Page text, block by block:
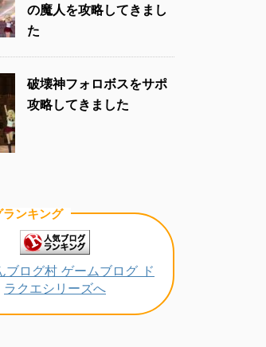
の魔人を攻略してきまし
た
破壊神フォロボスをサポ
攻略してきました
ランキング